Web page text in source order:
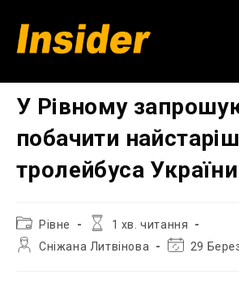
вмісту
У Рівному
побачити
тролейбуса
Категорія
запису:
Рівне
Час
1 хв. читання
АвторСніжана Литвінова
Остання
29